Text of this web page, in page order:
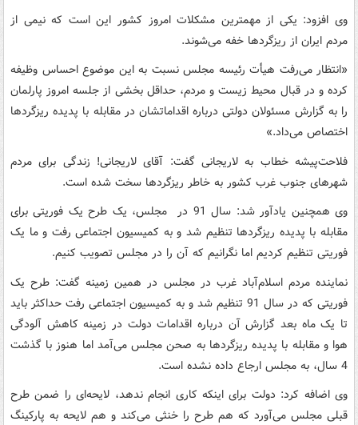
وی افزود: یکی از مهمترین مشکلات امروز کشور این است که نیمی از
مردم ایران از ریزگردها خفه می‌شوند.
«انتظار می‌رفت هیأت رئیسه مجلس نسبت به این موضوع احساس وظیفه
کرده و در قبال محیط زیست و مردم، حداقل بخشی از جلسه امروز پارلمان
را به گزارش مسئولان دولتی درباره اقداماتشان در مقابله با پدیده ریزگردها
اختصاص می‌داد.»
فلاحت‌پیشه خطاب به لاریجانی گفت: آقای لاریجانی! زندگی برای مردم
شهرهای جنوب غرب کشور به خاطر ریزگردها سخت شده است.
وی همچنین یادآور شد: سال 91 در مجلس، یک طرح یک فوریتی برای
مقابله با پدیده ریزگردها تنظیم شد و به کمیسیون اجتماعی رفت و ما یک
فوریتی تنظیم کردیم اما نگرانیم که آن را در مجلس تصویب کنیم.
نماینده مردم اسلام‌آباد غرب در مجلس در همین زمینه گفت: طرح یک
فوریتی که در سال 91 تنظیم شد و به کمیسیون اجتماعی رفت حداکثر باید
تا یک ماه بعد گزارش آن درباره اقدامات دولت در زمینه کاهش آلودگی
هوا و مقابله با پدیده ریزگردها به صحن مجلس می‌آمد اما هنوز با گذشت
4 سال، به مجلس ارجاع داده نشده است.
وی اضافه کرد: دولت برای اینکه کاری انجام ندهد، لایحه‌ای را ضمن طرح
قبلی مجلس می‌آورد که هم طرح را خنثی می‌کند و هم لایحه به پارکینگ